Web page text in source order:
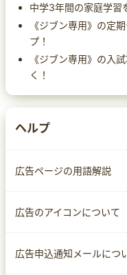
中学3年間の家庭学習
《ジブン専用》の定
プ！
《ジブン専用》の入
く！
ヘルプ
広告ページの用語解説
広告のアイコンについて
広告申込通知メールにつ